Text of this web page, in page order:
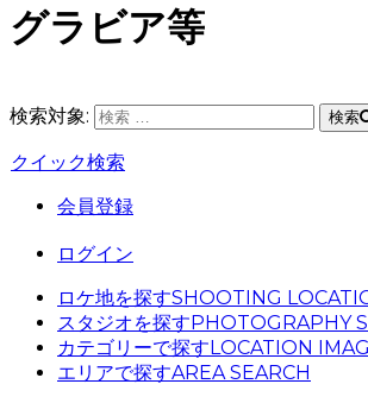
グラビア等
検索対象: 検索
クイック検索
会員登録
ログイン
ロケ地を探すSHOOTING
スタジオを探すPHOTOGRAPHY
カテゴリーで探すLOCATION
エリアで探すAREA SEARCH